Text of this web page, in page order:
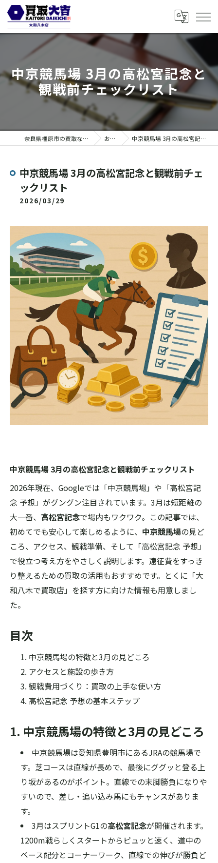
中京競馬場 3月の高松宮記念と
観戦前チェックリスト
奈良県橿原市の買取なら買取大吉 大和八木店 お知らせ 中京競馬場 3月の高松宮記念と観戦前チェックリスト
中京競馬場 3月の高松宮記念と観戦前チェ
ックリスト
2026/03/29
中京競馬場 3月の高松宮記念と観戦前チェックリスト
2026年現在、Googleでは「中京競馬場」や「高松宮記
念 予想」がグングン注目されています。3月は短距離の
大一番、 高松宮記念で場内もワクワク。この記事では、
初めてでも安心して楽しめるように、 中京競馬場の見ど
ころ、アクセス、観戦準備、そして「高松宮記念 予想」
で役立つ考え方をやさしく説明します。遠征費をすっき
り整えるための買取の活用もおすすめです。とくに「大
和八木で買取店」を探す方に向けた情報も用意しまし
た。
目次
中京競馬場の特徴と3月の見どころ
アクセスと施設の歩き方
観戦費用づくり：買取の上手な使い方
高松宮記念 予想の基本ステップ
1. 中京競馬場の特徴と3月の見どころ
中京競馬場は愛知県豊明市にあるJRAの競馬場で
す。芝コースは直線が長めで、最後にググッと登る上
り坂があるのがポイント。直線での末脚勝負になりや
すいので、差し・追い込み馬にもチャンスがありま
す。
3月はスプリントG1の高松宮記念が開催されます。
1200m戦らしくスタートからピュッと速く、道中の
ペース配分とコーナーワーク、直線での伸びが勝負ど